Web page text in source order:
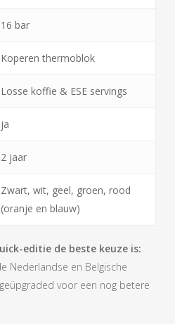
16 bar
Koperen thermoblok
Losse koffie & ESE servings
ja
2 jaar
Zwart, wit, geel, groen, rood
(oranje en blauw)
editie de beste keuze is:
Nederlandse en Belgische
voor een nog betere